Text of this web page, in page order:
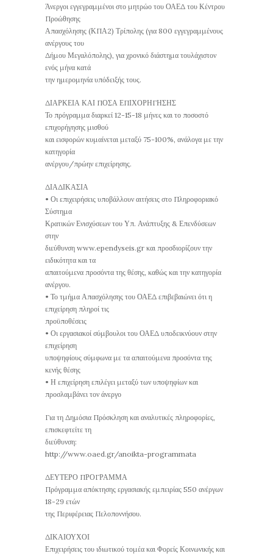
Άνεργοι εγγεγραμμένοι στο μητρώο του ΟΑΕΔ του Κέντρου
Προώθησης
Απασχόλησης (ΚΠΑ2) Τρίπολης (για 800 εγγεγραμμένους
ανέργους του
Δήμου Μεγαλόπολης), για χρονικό διάστημα τουλάχιστον
ενός μήνα κατά
την ημερομηνία υπόδειξής τους.
ΔΙΑΡΚΕΙΑ ΚΑΙ ΠΟΣΑ ΕΠΙΧΟΡΗΓΗΣΗΣ
Το πρόγραμμα διαρκεί 12-15-18 μήνες και το ποσοστό
επιχορήγησης μισθού
και εισφορών κυμαίνεται μεταξύ 75-100%, ανάλογα με την
κατηγορία
ανέργου/πρώην επιχείρησης.
ΔΙΑΔΙΚΑΣΙΑ
• Οι επιχειρήσεις υποβάλλουν αιτήσεις στο Πληροφοριακό
Σύστημα
Κρατικών Ενισχύσεων του Υπ. Ανάπτυξης & Επενδύσεων
στην
διεύθυνση www.ependyseis.gr και προσδιορίζουν την
ειδικότητα και τα
απαιτούμενα προσόντα της θέσης, καθώς και την κατηγορία
ανέργου.
• Το τμήμα Απασχόλησης του ΟΑΕΔ επιβεβαιώνει ότι η
επιχείρηση πληροί τις
προϋποθέσεις
• Οι εργασιακοί σύμβουλοι του ΟΑΕΔ υποδεικνύουν στην
επιχείρηση
υποψηφίους σύμφωνα με τα απαιτούμενα προσόντα της
κενής θέσης
• Η επιχείρηση επιλέγει μεταξύ των υποψηφίων και
προσλαμβάνει τον άνεργο
Για τη Δημόσια Πρόσκληση και αναλυτικές πληροφορίες,
επισκεφτείτε τη
διεύθυνση:
http://www.oaed.gr/anoikta-programmata
ΔΕΥΤΕΡΟ ΠΡΟΓΡΑΜΜΑ
Πρόγραμμα απόκτησης εργασιακής εμπειρίας 550 ανέργων
18-29 ετών
της Περιφέρειας Πελοποννήσου.
ΔΙΚΑΙΟΥΧΟΙ
Επιχειρήσεις του ιδιωτικού τομέα και Φορείς Κοινωνικής και